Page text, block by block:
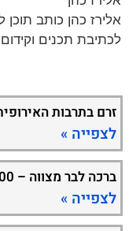
לכתיבת תכנים
זרם בתרבות האירופית
לצפייה »
ברכה לבר מצווה – 100+ ברכות מיוחדות לבר מצווה!
לצפייה »